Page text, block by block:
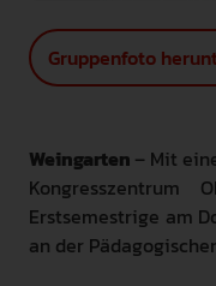
Gruppenfoto
Weingarten – Mit
Kongresszentrum
Erstsemestrige am
an der